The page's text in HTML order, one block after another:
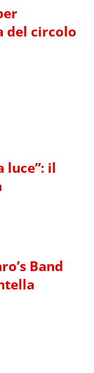
del circolo
luce”: il
Band